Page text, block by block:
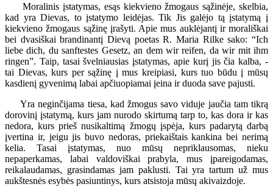
Moralinis įstatymas, esąs kiekvieno žmogaus sąžinėje, skelbia,
kad yra Dievas, to įstatymo leidėjas. Tik Jis galėjo tą įstatymą į
kiekvieno žmogaus sąžinę įrašyti. Apie mus auklėjantį ir morališkai
bei dvasiškai brandinantį Dievą poetas R. Maria Rilke sako: “Ich
liebe dich, du sanftestes Gesetz, an dem wir reifen, da wir mit ihm
ringen”. Taip, tasai švelniausias įstatymas, apie kurį jis čia kalba, -
tai Dievas, kurs per sąžinę į mus kreipiasi, kurs tuo būdu į mūsų
kasdienį gyvenimą labai apčiuopiamai įeina ir duoda save pajusti.
Yra neginčijama tiesa, kad žmogus savo viduje jaučia tam tikrą
dorovinį įstatymą, kurs jam nurodo skirtumą tarp to, kas dora ir kas
nedora, kurs prieš nusikaltimą žmogų įspėja, kurs padarytą darbą
įvertina ir, jeigu jis buvo nedoras, priekaištais kankina bei nerimą
kelia. Tasai įstatymas, nuo mūsų nepriklausomas, nieku
nepaperkamas, labai valdoviškai prabyla, mus įpareigodamas,
reikalaudamas, grasindamas jam paklusti. Tai yra tartum už mus
aukštesnės esybės pasiuntinys, kurs atsistoja mūsų akivaizdoje.